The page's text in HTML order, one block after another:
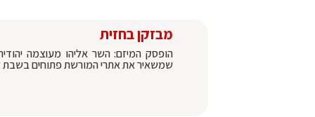
מבזקן בחזית
הופסק המיזם: השר אליהו מעוצמה
שמשאיר את אתרי המורשת פתוחים